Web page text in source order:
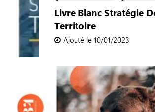
Livre Blanc Stratégie
Territoire
Ajouté le 10/01/2023